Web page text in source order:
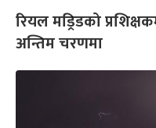
रियल मड्रिडको
अन्तिम चरणमा